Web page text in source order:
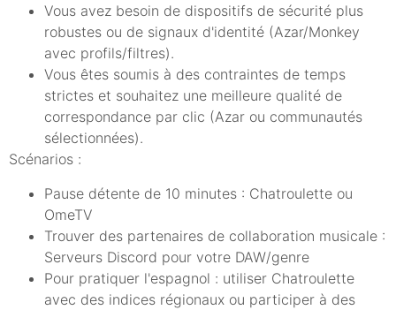
Vous avez besoin de dispositifs de sécurité plus
robustes ou de signaux d'identité (Azar/Monkey
avec profils/filtres).
Vous êtes soumis à des contraintes de temps
strictes et souhaitez une meilleure qualité de
correspondance par clic (Azar ou communautés
sélectionnées).
Scénarios :
Pause détente de 10 minutes : Chatroulette ou
OmeTV
Trouver des partenaires de collaboration musicale :
Serveurs Discord pour votre DAW/genre
Pour pratiquer l'espagnol : utiliser Chatroulette
avec des indices régionaux ou participer à des